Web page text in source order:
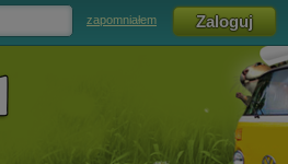
zapomniałem